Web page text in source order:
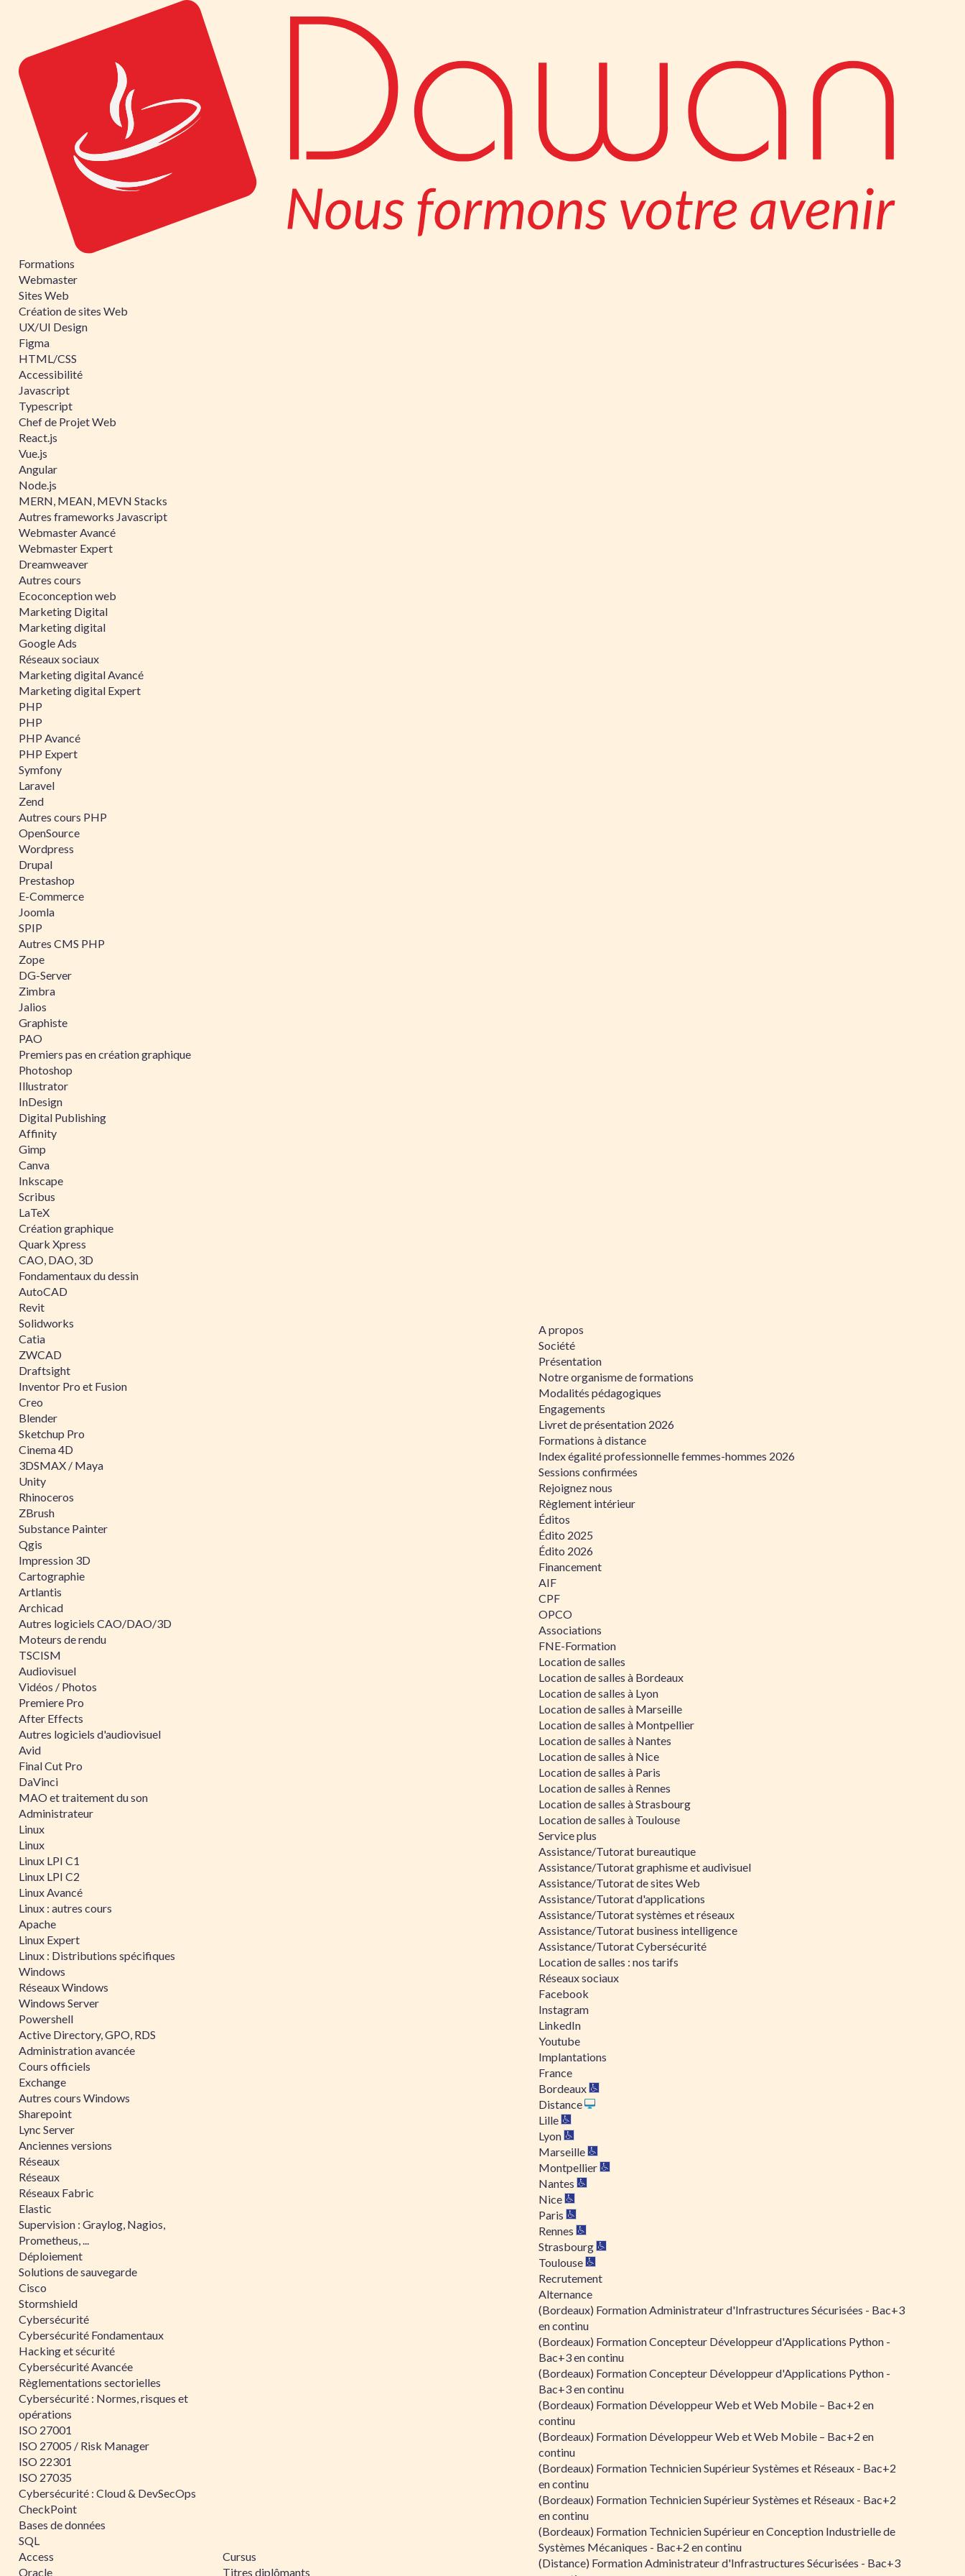
Formations
Webmaster
Sites Web
Création de sites Web
UX/UI Design
Figma
HTML/CSS
Accessibilité
Javascript
Typescript
Chef de Projet Web
React.js
Vue.js
Angular
Node.js
MERN, MEAN, MEVN Stacks
Autres frameworks Javascript
Webmaster Avancé
Webmaster Expert
Dreamweaver
Autres cours
Ecoconception web
Marketing Digital
Marketing digital
Google Ads
Réseaux sociaux
Marketing digital Avancé
Marketing digital Expert
PHP
PHP
PHP Avancé
PHP Expert
Symfony
Laravel
Zend
Autres cours PHP
OpenSource
Wordpress
Drupal
Prestashop
E-Commerce
Joomla
SPIP
Autres CMS PHP
Zope
DG-Server
Zimbra
Jalios
Graphiste
PAO
Premiers pas en création graphique
Photoshop
Illustrator
InDesign
Digital Publishing
Affinity
Gimp
Canva
Inkscape
Scribus
LaTeX
Création graphique
Quark Xpress
CAO, DAO, 3D
Fondamentaux du dessin
AutoCAD
Revit
Solidworks
Catia
ZWCAD
Draftsight
Inventor Pro et Fusion
Creo
Blender
Sketchup Pro
Cinema 4D
3DSMAX / Maya
Unity
Rhinoceros
ZBrush
Substance Painter
Qgis
Impression 3D
Cartographie
Artlantis
Archicad
Autres logiciels CAO/DAO/3D
Moteurs de rendu
TSCISM
Audiovisuel
Vidéos / Photos
Premiere Pro
After Effects
Autres logiciels d'audiovisuel
Avid
Final Cut Pro
DaVinci
MAO et traitement du son
Administrateur
Linux
Linux
Linux LPI C1
Linux LPI C2
Linux Avancé
Linux : autres cours
Apache
Linux Expert
Linux : Distributions spécifiques
Windows
Réseaux Windows
Windows Server
Powershell
Active Directory, GPO, RDS
Administration avancée
Cours officiels
Exchange
Autres cours Windows
Sharepoint
Lync Server
Anciennes versions
Réseaux
Réseaux
Réseaux Fabric
Elastic
Supervision : Graylog, Nagios,
Prometheus, ...
Déploiement
Solutions de sauvegarde
Cisco
Stormshield
Cybersécurité
Cybersécurité Fondamentaux
Hacking et sécurité
Cybersécurité Avancée
Règlementations sectorielles
Cybersécurité : Normes, risques et
opérations
ISO 27001
ISO 27005 / Risk Manager
ISO 22301
ISO 27035
Cybersécurité : Cloud & DevSecOps
CheckPoint
Bases de données
SQL
Access
Oracle
Cursus
Titres diplômants
A propos
Société
Présentation
Notre organisme de formations
Modalités pédagogiques
Engagements
Livret de présentation 2026
Formations à distance
Index égalité professionnelle femmes-hommes 2026
Sessions confirmées
Rejoignez nous
Règlement intérieur
Éditos
Édito 2025
Édito 2026
Financement
AIF
CPF
OPCO
Associations
FNE-Formation
Location de salles
Location de salles à Bordeaux
Location de salles à Lyon
Location de salles à Marseille
Location de salles à Montpellier
Location de salles à Nantes
Location de salles à Nice
Location de salles à Paris
Location de salles à Rennes
Location de salles à Strasbourg
Location de salles à Toulouse
Service plus
Assistance/Tutorat bureautique
Assistance/Tutorat graphisme et audivisuel
Assistance/Tutorat de sites Web
Assistance/Tutorat d'applications
Assistance/Tutorat systèmes et réseaux
Assistance/Tutorat business intelligence
Assistance/Tutorat Cybersécurité
Location de salles : nos tarifs
Réseaux sociaux
Facebook
Instagram
LinkedIn
Youtube
Implantations
France
Bordeaux
Distance
Lille
Lyon
Marseille
Montpellier
Nantes
Nice
Paris
Rennes
Strasbourg
Toulouse
Recrutement
Alternance
(Bordeaux) Formation Administrateur d'Infrastructures Sécurisées - Bac+3
en continu
(Bordeaux) Formation Concepteur Développeur d'Applications Python -
Bac+3 en continu
(Bordeaux) Formation Concepteur Développeur d'Applications Python -
Bac+3 en continu
(Bordeaux) Formation Développeur Web et Web Mobile – Bac+2 en
continu
(Bordeaux) Formation Développeur Web et Web Mobile – Bac+2 en
continu
(Bordeaux) Formation Technicien Supérieur Systèmes et Réseaux - Bac+2
en continu
(Bordeaux) Formation Technicien Supérieur Systèmes et Réseaux - Bac+2
en continu
(Bordeaux) Formation Technicien Supérieur en Conception Industrielle de
Systèmes Mécaniques - Bac+2 en continu
(Distance) Formation Administrateur d'Infrastructures Sécurisées - Bac+3